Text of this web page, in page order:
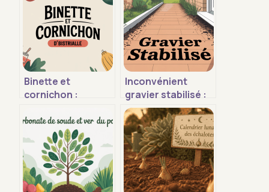
Binette et
cornichon :
tendance, entre
restaurant et
expression
Inconvénient
gravier stabilisé :
ce qu’il faut
vraiment savoir
avant de choisir